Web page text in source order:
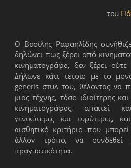
του
Ο Βασίλης Ραφαηλίδης
δηλώνει πως ξέρει από
κινηματογράφο, δεν ξέρει
Δήλωνε κάτι τέτοιο με το
generis στυλ του, θέλοντας να
μιας τέχνης, τόσο ιδιαίτερης
κινηματογράφος, απαιτεί
γενικότερες και ευρύτερες,
αισθητικό κριτήριο που
άλλον τρόπο, να συνδεθεί
πραγματικότητα.